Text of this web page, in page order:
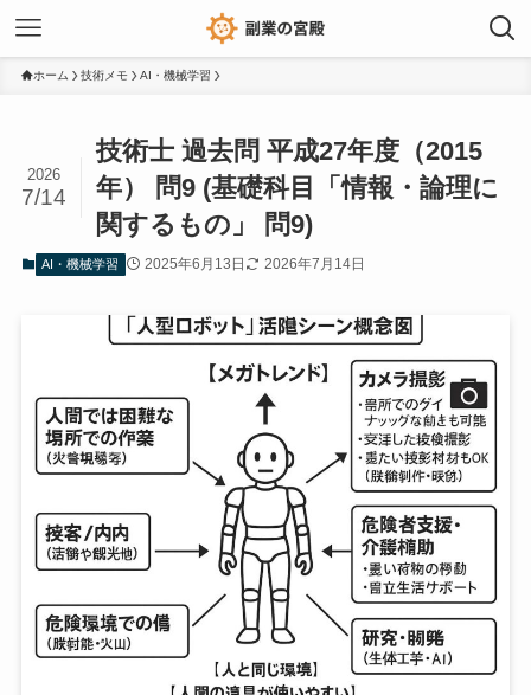
ホーム 技術メモ AI・機械学習
技術士 過去問 平成27年度（2015
年） 問9 (基礎科目「情報・論理に
関するもの」 問9)
2026
7/14
AI・機械学習 2025年6月13日 2026年7月14日